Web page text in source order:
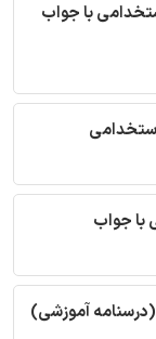
با جواب
با جواب
آموزشی)